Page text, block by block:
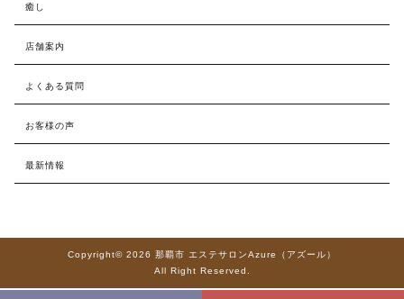
癒し
店舗案内
よくある質問
お客様の声
最新情報
Copyright© 2026 那覇市 エステサロンAzure（アズール）
All Right Reserved.